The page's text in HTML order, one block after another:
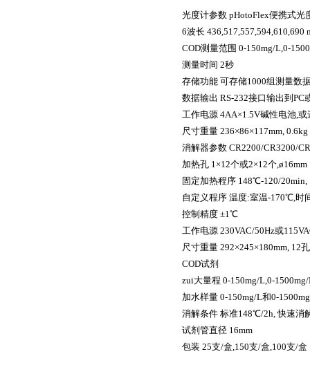
光度计参数 pHotoFlex便携式光
6波长 436,517,557,594,610,690
COD测量范围 0-150mg/L,0-
测量时间 2秒
存储功能 可存储1000组测量数
数据输出 RS-232接口输出到 PC
工作电源 4AA×1.5V碱性电池,或
尺寸重量 236×86×117mm, 0.6kg
消解器参数 CR2200/CR3200/
加热孔 1×12个或2×12个,ø16mm
固定加热程序 148℃-120/20min,
自定义程序 温度:室温-170℃,时
控制精度 ±1℃
工作电源 230VAC/50Hz或
尺寸重量 292×245×180mm, 12孔
COD试剂
zui大量程 0-150mg/L,0-
加水样量 0-150mg/L和0-
消解条件 标准148℃/2h,快速消
试剂管直径 16mm
包装 25支/盒,150支/盒,100支/盒